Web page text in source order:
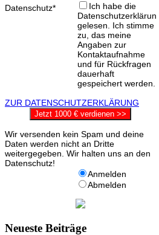
Datenschutz*
Ich habe die
Datenschutzerklärung
gelesen. Ich stimme
zu, das meine
Angaben zur
Kontaktaufnahme
und für Rückfragen
dauerhaft
gespeichert werden.
ZUR DATENSCHUTZERKLÄRUNG
Jetzt 1000 € verdienen >>
Wir versenden kein Spam und deine
Daten werden nicht an Dritte
weitergegeben. Wir halten uns an den
Datenschutz!
Anmelden
Abmelden
Neueste Beiträge